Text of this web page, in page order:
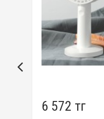
6 572 тг